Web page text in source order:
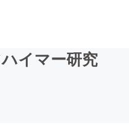
イマー研究